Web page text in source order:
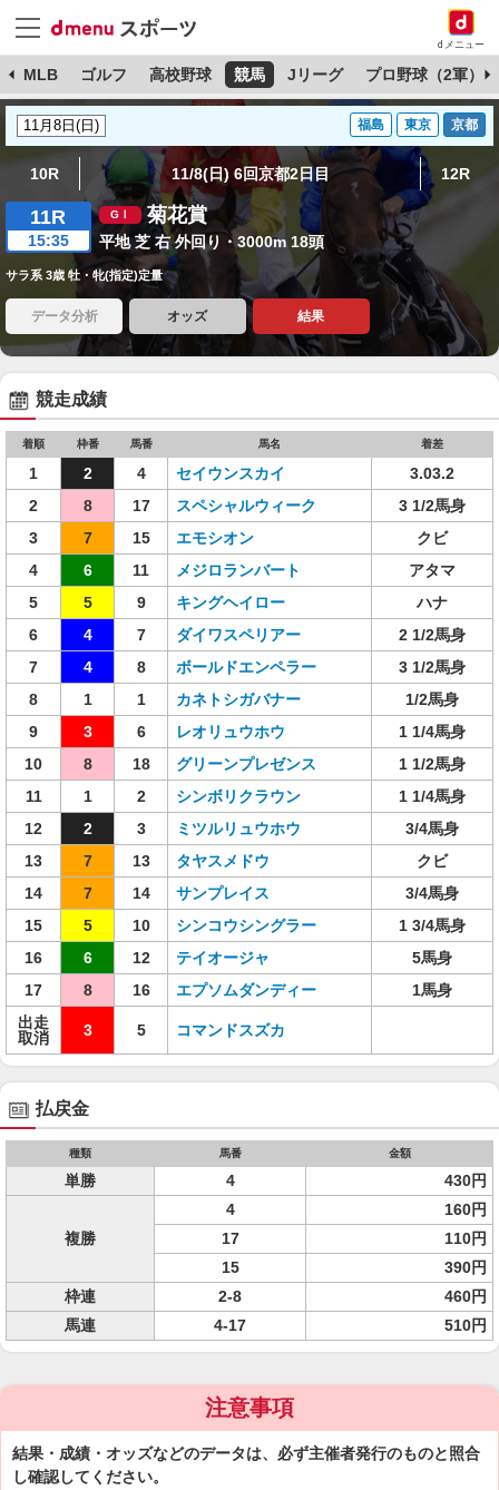
dメニュー
MLB ゴルフ 高校野球 競馬 Jリーグ プロ野球（2軍）
福島 東京 京都
10R 11/8(日) 6回京都2日目 12R
11R
15:35
菊花賞
平地 芝 右 外回り・3000m 18頭
サラ系 3歳 牡・牝(指定)定量
データ分析 オッズ 結果
競走成績
着順 枠番 馬番 馬名 着差
1 2 4 セイウンスカイ
3.03.2
2
8 17 スペシャルウィーク
3 1/2馬身
3
7 15 エモシオン
クビ
4
6 11 メジロランバート
アタマ
5
5 9 キングヘイロー
ハナ
6
4 7 ダイワスペリアー
2 1/2馬身
7
4 8 ボールドエンペラー
3 1/2馬身
8
1 1 カネトシガバナー
1/2馬身
9
3 6 レオリュウホウ
1 1/4馬身
10
8 18 グリーンプレゼンス
1 1/2馬身
11
1 2 シンボリクラウン
1 1/4馬身
12
2 3 ミツルリュウホウ
3/4馬身
13
7 13 タヤスメドウ
クビ
14
7 14 サンプレイス
3/4馬身
15
5 10 シンコウシングラー
1 3/4馬身
16
6 12 テイオージャ
5馬身
17
8 16 エプソムダンディー
1馬身
出走
取消
3 5 コマンドスズカ
払戻金
種類 馬番 金額
単勝 4 430円
複勝
4
160円
17
110円
15
390円
枠連
2-8
460円
馬連
4-17 510円
注意事項
結果・成績・オッズなどのデータは、必ず主催者発行のものと照合
し確認してください。